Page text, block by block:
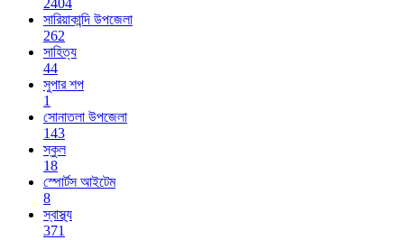
2404
সারিয়াকান্দি উপজেলা
262
সাহিত্য
44
সুপার শপ
1
সোনাতলা উপজেলা
143
স্কুল
18
স্পোর্টস আইটেম
8
স্বাস্থ্য
371